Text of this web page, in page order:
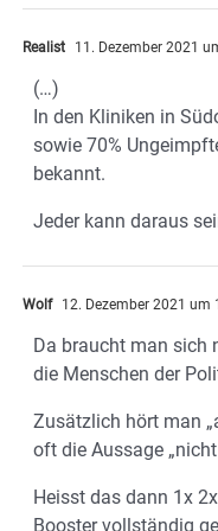
Realist 11. Dezember 2021
(…)
In den Kliniken in
sowie 70%
bekannt.
Jeder kann daraus
Wolf 12. Dezember 2021 um
Da braucht man sich
die Menschen der
Zusätzlich hört man
oft die Aussage
Heisst das dann 1x
Booster vollständig